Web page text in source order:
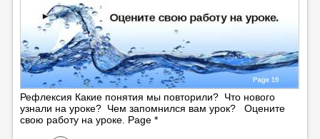
Рефлексия Какие понятия мы повторили? Что нового
узнали на уроке? Чем запомнился вам урок? Оцените
свою работу на уроке. Page *